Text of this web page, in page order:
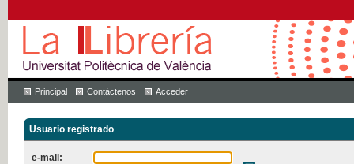
Principal Contáctenos Acceder
Usuario registrado
e-mail: